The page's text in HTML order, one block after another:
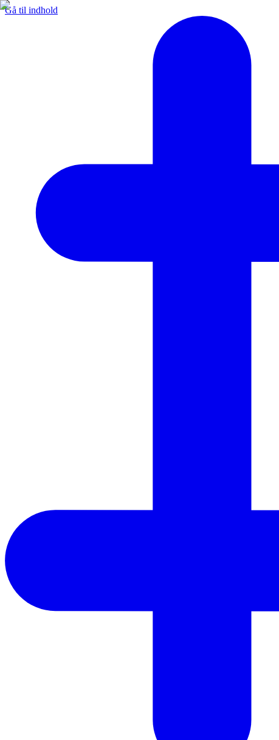
Gå til indhold